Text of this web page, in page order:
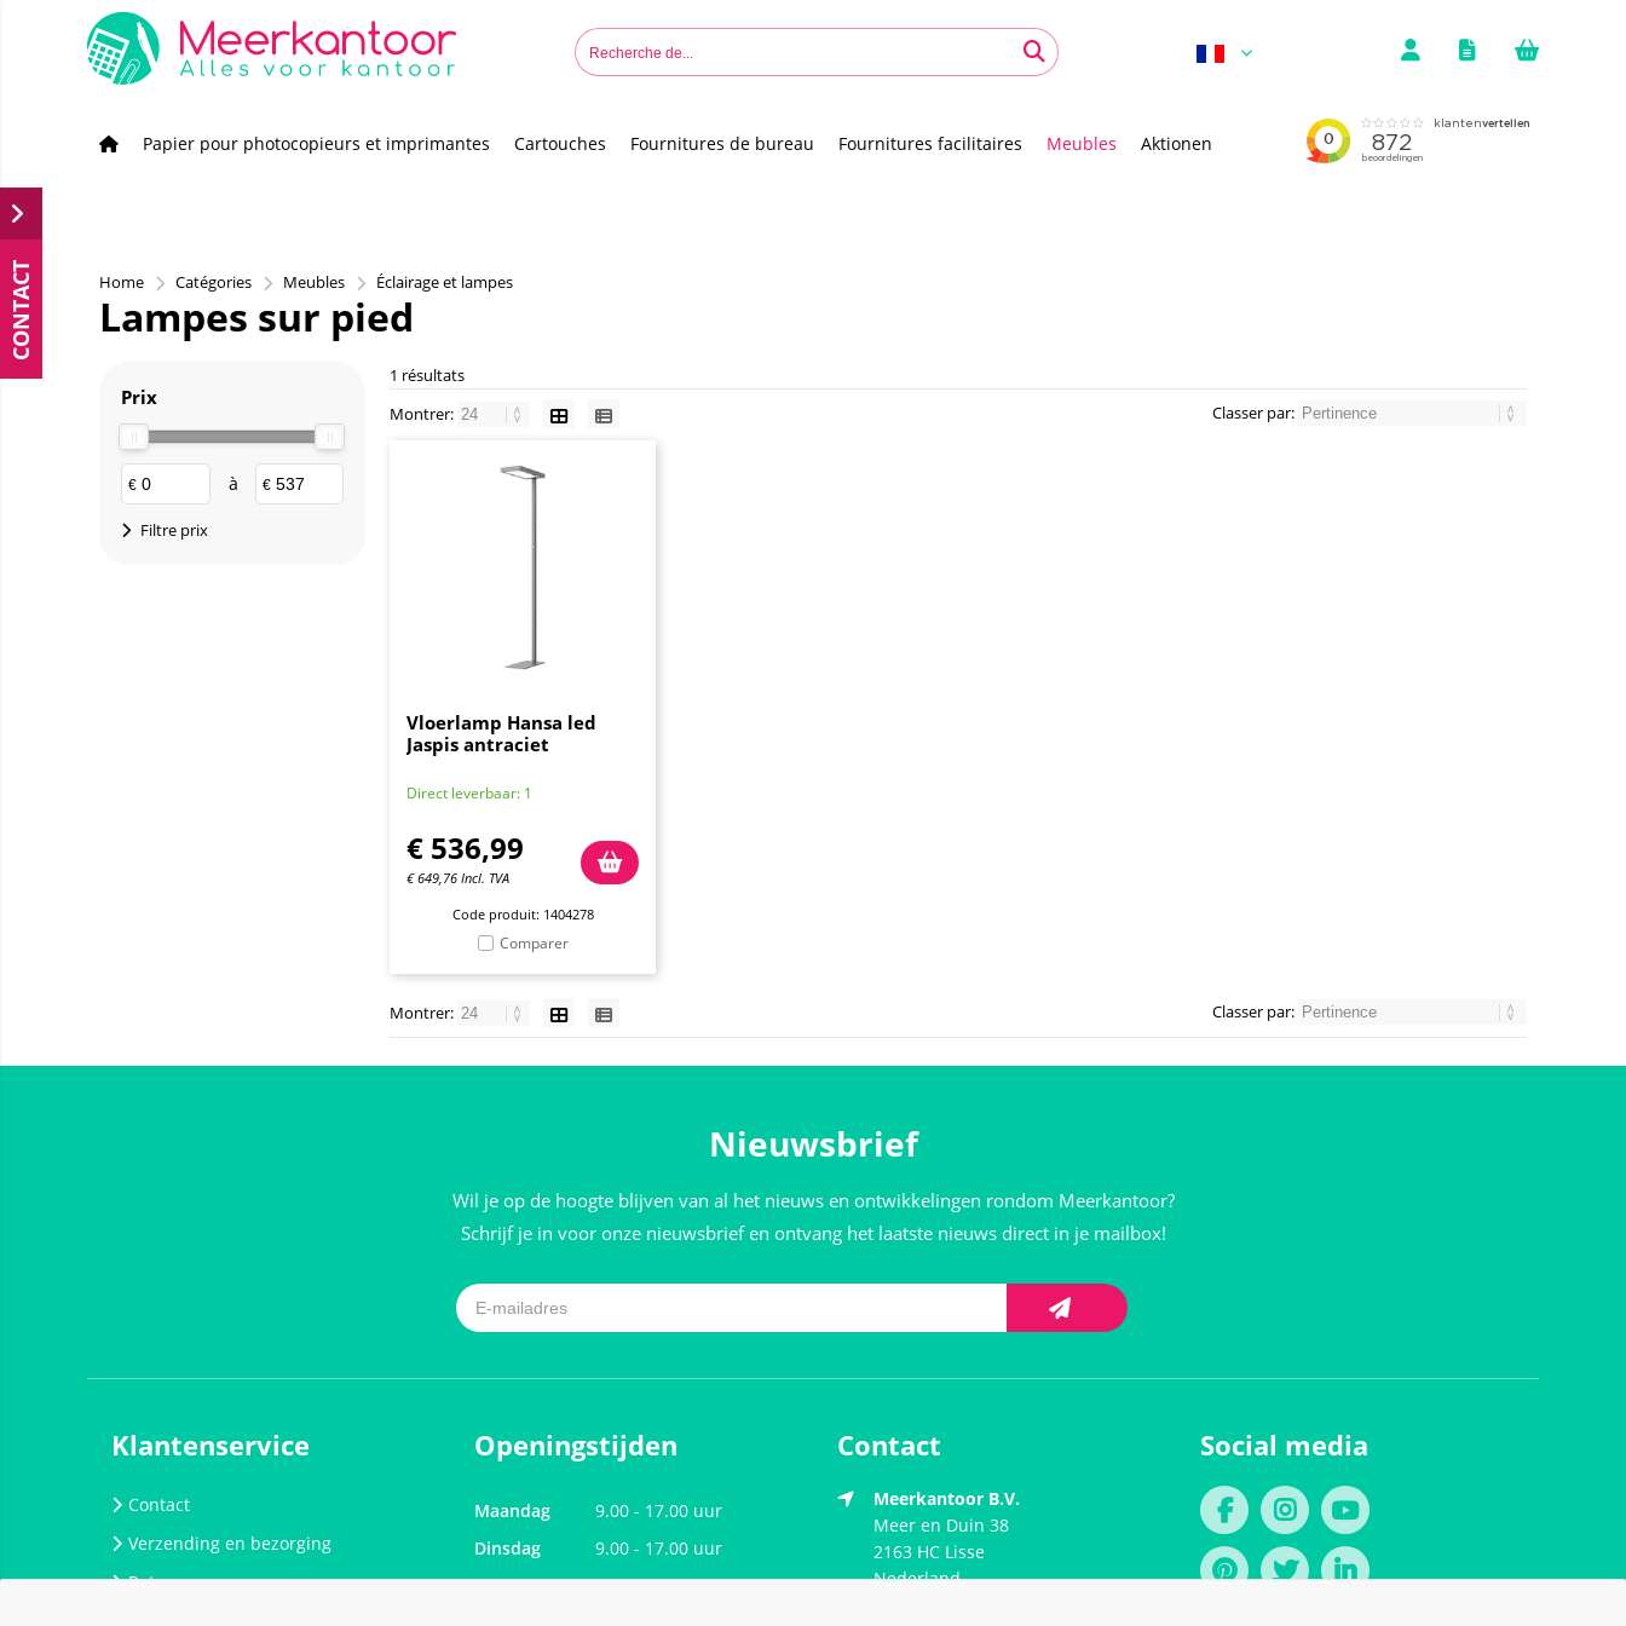
Papier pour photocopieurs et imprimantes Cartouches Fournitures de bureau Fournitures facilitaires Meubles Aktionen
Home Catégories Meubles Éclairage et lampes
Lampes sur pied
Prix
€ à €
Filtre prix
1 résultats
Montrer:
Classer par:
Vloerlamp Hansa led
Jaspis antraciet
Direct leverbaar: 1
€ 536,99
€649,76 Incl. TVA
Code produit: 1404278
Comparer
Montrer: Classer par:
Nieuwsbrief
Wil je op de hoogte blijven van al het nieuws en ontwikkelingen rondom Meerkantoor?
Schrijf je in voor onze nieuwsbrief en ontvang het laatste nieuws direct in je mailbox!
Klantenservice
Contact
Verzending en bezorging
Retouren
Openingstijden
Maandag
9.00 - 17.00 uur
Dinsdag
9.00 - 17.00 uur
Woensdag
9.00 - 17.00 uur
Contact
Meerkantoor B.V.
Meer en Duin 38
2163 HC Lisse
Nederland
Social media
CONTACT